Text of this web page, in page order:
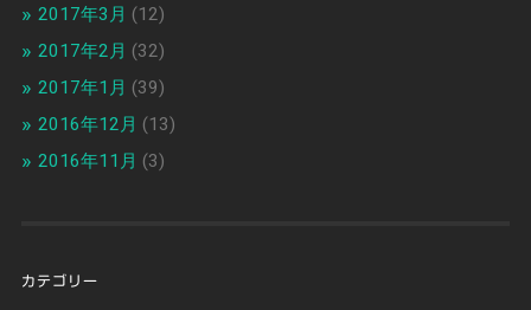
2017年3月 (12)
2017年2月 (32)
2017年1月 (39)
2016年12月 (13)
2016年11月 (3)
カテゴリー